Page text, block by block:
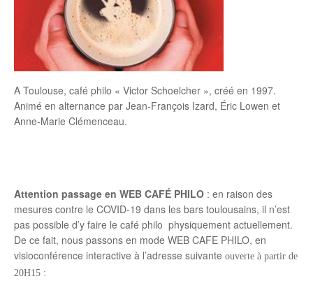
A Toulouse, café philo « Victor Schoelcher », créé en 1997.
Animé en alternance par Jean-François Izard, Éric Lowen et
Anne-Marie Clémenceau.
Attention passage en WEB CAFÉ PHILO : en raison des
mesures contre le COVID-19 dans les bars toulousains, il n’est
pas possible d’y faire le café philo physiquement actuellement.
De ce fait, nous passons en mode WEB CAFE PHILO, en
visioconférence interactive à l’adresse suivante ouverte à partir de
20H15 :